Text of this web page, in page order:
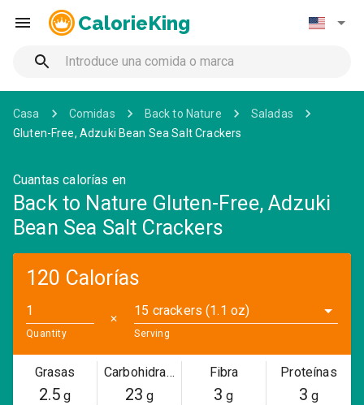
CalorieKing
Casa Comidas Back to Nature
Saladas
Gluten-Free, Adzuki Bean Sea Salt Crackers
Cuantas calorías en
Back to Nature Gluten-Free, Adzuki
Bean Sea Salt Crackers
120 Calorías
Quantity
✕
15 crackers (1.1 oz)
Serving
Grasas
2.5g
Carbohidratos
23 g
Fibra
3 g
Proteínas
3 g